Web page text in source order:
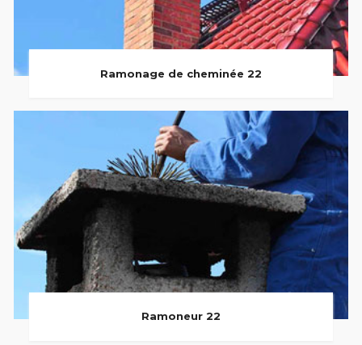
Ramonage de cheminée 22
Ramoneur 22